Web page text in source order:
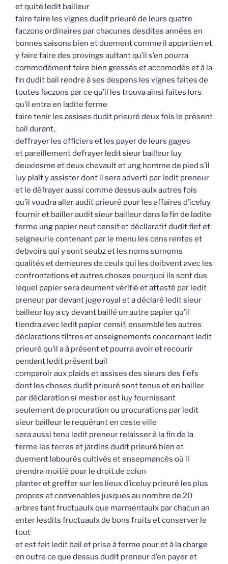
et quité ledit bailleur
faire faire les vignes dudit prieuré de leurs quatre
faczons ordinaires par chacunes desdites années en
bonnes saisons bien et duement comme il appartien et
y faire faire des provings aultant qu’il s’en pourra
commodément faire bien gressés et accomodés et à la
fin dudit bail rendre à ses despens les vignes faites de
toutes faczons par ce qu’il les trouva ainsi faites lors
qu’il entra en ladite ferme
faire tenir les assises dudit prieuré deux fois le présent
bail durant,
deffrayer les officiers et les payer de leurs gages
et pareillement defrayer ledit sieur bailleur luy
deuxiesme et deux chevault et ung homme de pied s’il
luy plaît y assister dont il sera adverti par ledit preneur
et le défrayer aussi comme dessus aulx autres fois
qu’il voudra aller audit prieuré pour les affaires d’iceluy
fournir et bailler audit sieur bailleur dans la fin de ladite
ferme ung papier neuf censif et décllaratif dudit fief et
seigneurie contenant par le menu les cens rentes et
debvoirs qui y sont seubz et les noms surnoms
qualités et demeures de ceulx qui les doibvent avec les
confrontations et autres choses pourquoi ils sont dus
lequel papier sera deument vérifié et attesté par ledit
preneur par devant juge royal et a déclaré ledit sieur
bailleur luy a cy devant baillé un autre papier qu’il
tiendra avec ledit papier censif, ensemble les autres
déclarations tiltres et enseignements concernant ledit
prieuré qu’il a à présent et pourra avoir et recourir
pendant ledit présent bail
comparoir aux plaids et assises des sieurs des fiefs
dont les choses dudit prieuré sont tenus et en bailler
par déclaration si mestier est luy fournissant
seulement de procuration ou procurations par ledit
sieur bailleur le requérant en ceste ville
sera aussi tenu ledit preneur relaisser à la fin de la
ferme les terres et jardins dudit prieuré bien et
duement labourés cultivés et ensepmancés où il
prendra moitié pour le droit de colon
planter et greffer sur les lieux d’iceluy prieuré les plus
propres et convenables jusques au nombre de 20
arbres tant fructuaulx que marmentaulx par chacun an
enter lesdits fructuaulx de bons fruits et conserver le
tout
et est fait ledit bail et prise à ferme pour et à la charge
en outre ce que dessus dudit preneur d’en payer et